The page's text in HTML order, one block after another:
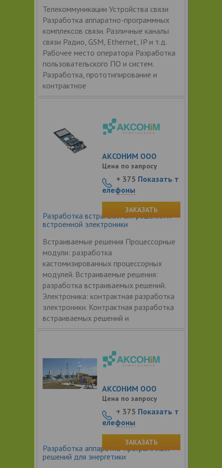
Телекоммуникации Устройства связи
Разработка аппаратно-программных
комплексов связи. Различные каналы
связи Радио, GSM, Ethernet, IP и т.д.
Рабочее место оператора Разработка
пользовательского ПО и систем.
Разработка, прототипирование и
контрактное
Разработка встраиваемых решений и
встроенной электроники
Встраиваемые решения Процессорные
модули: разработка
кастомизированных процессорных
модулей. Встраиваемые решения:
разработка встраиваемых решений.
Электроника: контрактная разработка
электроники. Контрактная разработка
встраиваемых решений и
АКСОНИМ ООО
Цена по запросу
+ 375 Показать т
елефоны
ЗАКАЗАТЬ
Разработка аппаратно-программных
решений для энергетики
АКСОНИМ ООО
Цена по запросу
+ 375 Показать т
елефоны
ЗАКАЗАТЬ